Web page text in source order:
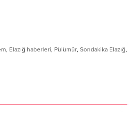
, Elazığ haberleri, Pülümür, Sondakika Elazığ,